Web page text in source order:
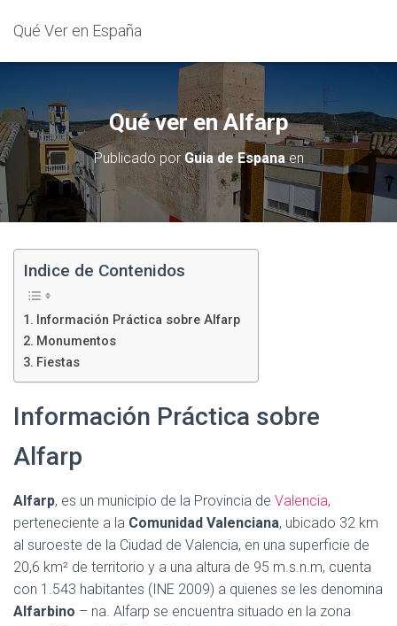
Qué Ver en España
Qué ver en Alfarp
Publicado porGuia de Espanaen
Indice de Contenidos
Información Práctica sobre Alfarp
Monumentos
Fiestas
Información Práctica sobre
Alfarp
Alfarp, es un municipio de la Provincia de Valencia,
perteneciente a la Comunidad Valenciana, ubicado 32 km
al suroeste de la Ciudad de Valencia, en una superficie de
20,6 km² de territorio y a una altura de 95 m.s.n.m, cuenta
con 1.543 habitantes (INE 2009) a quienes se les denomina
Alfarbino – na. Alfarp se encuentra situado en la zona